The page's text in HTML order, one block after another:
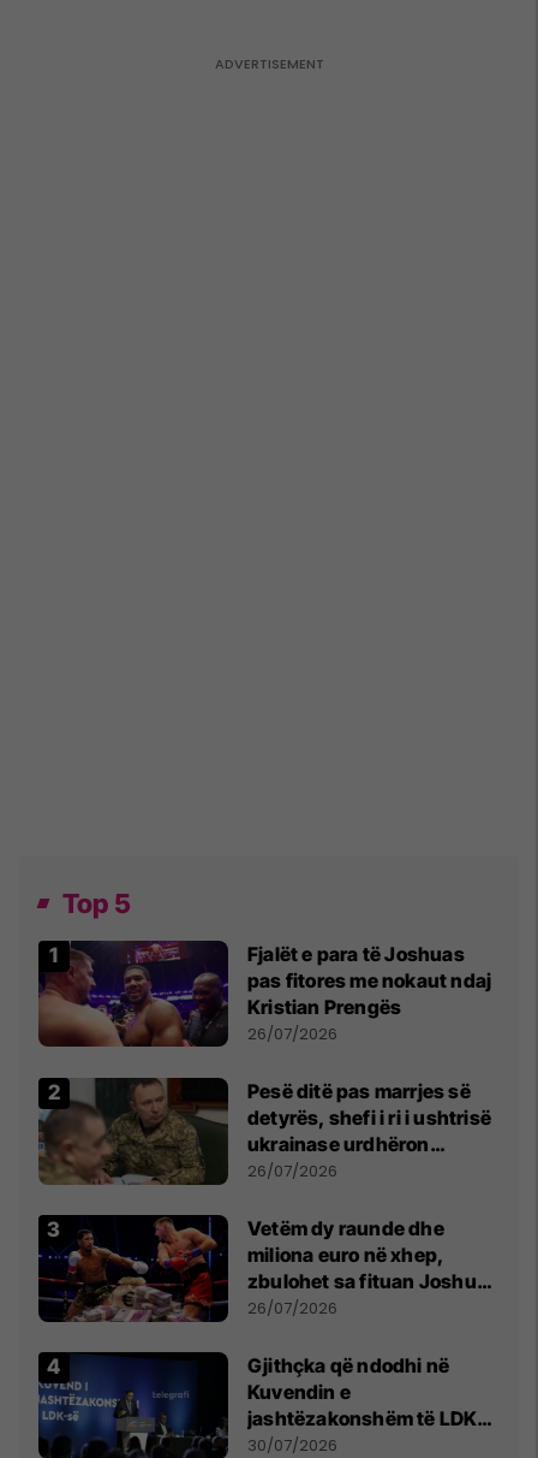
Top 5
Fjalët e para të Joshuas
pas fitores me nokaut ndaj
Kristian Prengës
26/07/2026
Pesë ditë pas marrjes së
detyrës, shefi i ri i ushtrisë
ukrainase urdhëron
kontroll të madh
26/07/2026
Vetëm dy raunde dhe
miliona euro në xhep,
zbulohet sa fituan Joshua
e Prenga
26/07/2026
Gjithçka që ndodhi në
Kuvendin e
jashtëzakonshëm të LDK-
së
30/07/2026